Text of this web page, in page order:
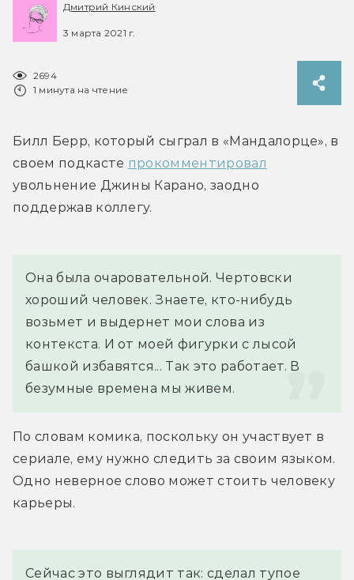
Дмитрий Кинский
3 марта 2021 г.
2694
1 минута на чтение
Билл Берр, который сыграл в «Мандалорце», в
своем подкасте прокомментировал
увольнение Джины Карано, заодно
поддержав коллегу.
Она была очаровательной. Чертовски
хороший человек. Знаете, кто-нибудь
возьмет и выдернет мои слова из
контекста. И от моей фигурки с лысой
башкой избавятся... Так это работает. В
безумные времена мы живем.
По словам комика, поскольку он участвует в
сериале, ему нужно следить за своим языком.
Одно неверное слово может стоить человеку
карьеры.
Сейчас это выглядит так: сделал тупое